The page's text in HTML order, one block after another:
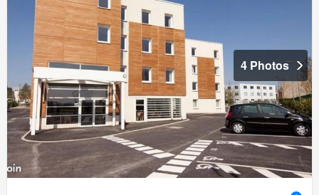
4 Photos